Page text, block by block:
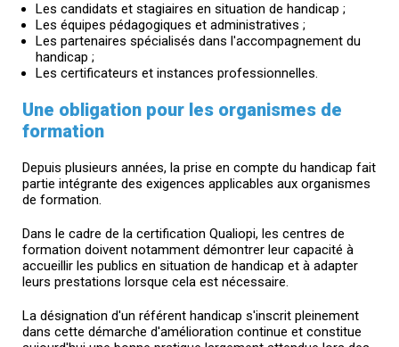
Les candidats et stagiaires en situation de handicap ;
Les équipes pédagogiques et administratives ;
Les partenaires spécialisés dans l'accompagnement du
handicap ;
Les certificateurs et instances professionnelles.
Une obligation pour les organismes de
formation
Depuis plusieurs années, la prise en compte du handicap fait
partie intégrante des exigences applicables aux organismes
de formation.
Dans le cadre de la certification Qualiopi, les centres de
formation doivent notamment démontrer leur capacité à
accueillir les publics en situation de handicap et à adapter
leurs prestations lorsque cela est nécessaire.
La désignation d'un référent handicap s'inscrit pleinement
dans cette démarche d'amélioration continue et constitue